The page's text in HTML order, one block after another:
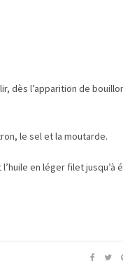
dès l’apparition de
le sel et la moutarde.
en léger filet jusqu’à